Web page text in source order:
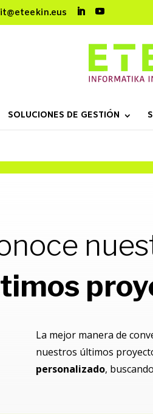
SOLUCIONES DE GESTIÓN
La mejor manera de
nuestros últimos
personalizado,